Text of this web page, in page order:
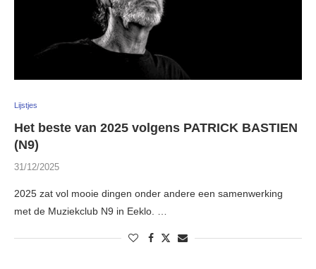
Lijstjes
Het beste van 2025 volgens PATRICK BASTIEN
(N9)
31/12/2025
2025 zat vol mooie dingen onder andere een samenwerking
met de Muziekclub N9 in Eeklo. …